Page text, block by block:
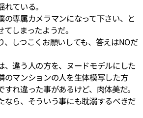
ている。
の専属カメラマンになって下さい、と
しまったようだ。
、しつこくお願いしても、答えはNOだ
、違う人の方を、ヌードモデルにした
のマンションの人を生体模写した方
れ違った事があるけど、肉体美だ。
なら、そういう事にも耽溺するべきだ